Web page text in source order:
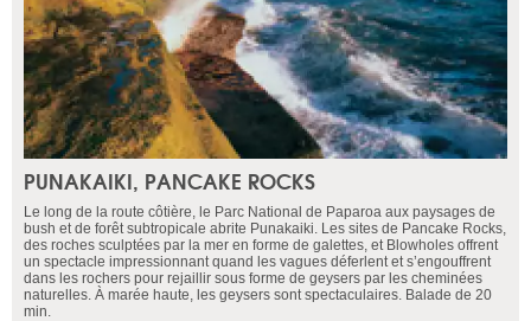
PUNAKAIKI, PANCAKE ROCKS
Le long de la route côtière, le Parc National de Paparoa aux paysages de
bush et de forêt subtropicale abrite Punakaiki. Les sites de Pancake Rocks,
des roches sculptées par la mer en forme de galettes, et Blowholes offrent
un spectacle impressionnant quand les vagues déferlent et s’engouffrent
dans les rochers pour rejaillir sous forme de geysers par les cheminées
naturelles. À marée haute, les geysers sont spectaculaires. Balade de 20
min.